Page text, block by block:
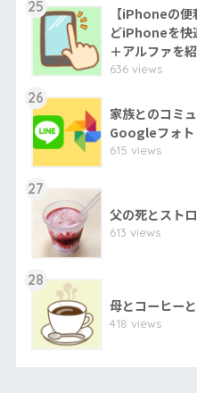
25
【iPhoneの
どiPhoneを快
＋アルファを
636 views
26
家族とのコミ
Googleフォト
615 views
27
父の死とスト
613 views
28
母とコーヒー
418 views